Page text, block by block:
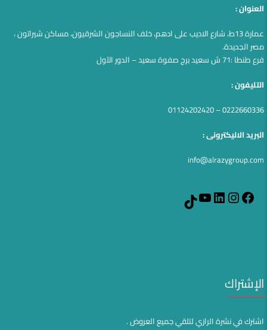
العنوان :
عمارة 13ط، شارع الاديب على ادهم، خلف النساجون الشرقيون، مساكن شيراتون ،
مصر الجديدة.
فرع طنطا :71 ش سعيد برج صفوة سعيد – الدور الآول
التليفون :
0222660336 – 01124202420
البريد الاليكترونى :
info@alrazygroup.com
Facebook
Instagram
LinkedIn
YouTube
الإشتراك
اشترك في نشرة الرازي لتلقي جميع العروض .